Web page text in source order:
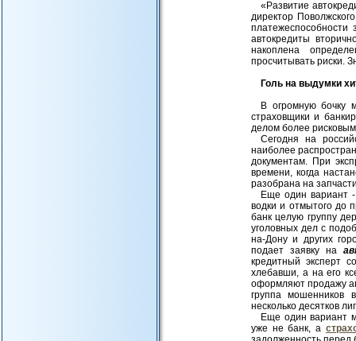
«Развитие
директор
автокредиты
накоплена
просчитывать риски.
Голь на выдумки
В огромную бочку
страховщики и
делом более
Сегодня на
наиболее
документам. При
времени, когда
разобрана на
Еще один вариант
водки и отмытого до
банк целую группу
уголовных дел с
на-Дону и других
подает заявку на
кредитный эксперт
хлебавши, а на его
оформляют продажу
группа мошенников
несколько десятков
Еще один вариант
уже не банк, а